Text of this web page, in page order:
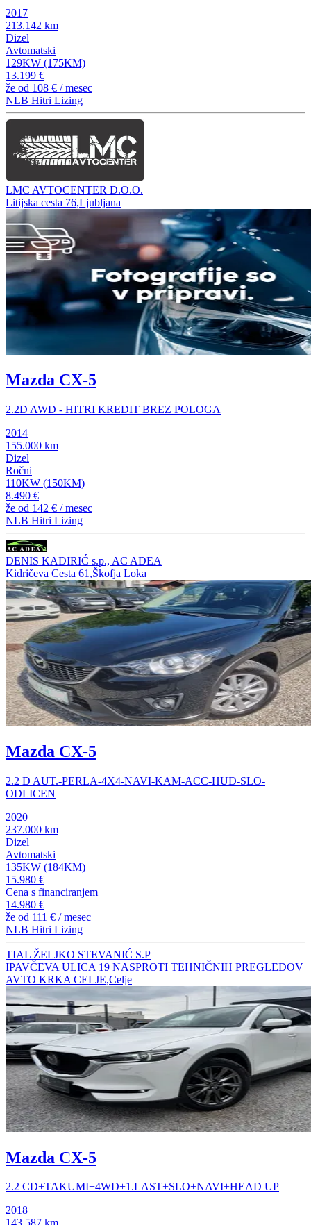
2017
213.142 km
Dizel
Avtomatski
129KW (175KM)
13.199 €
že od 108 € / mesec
NLB Hitri Lizing
LMC AVTOCENTER D.O.O.
Litijska cesta 76,Ljubljana
Mazda CX-5
2.2D AWD - HITRI KREDIT BREZ POLOGA
2014
155.000 km
Dizel
Ročni
110KW (150KM)
8.490 €
že od 142 € / mesec
NLB Hitri Lizing
DENIS KADIRIĆ s.p., AC ADEA
Kidričeva Cesta 61,Škofja Loka
Mazda CX-5
2.2 D AUT.-PERLA-4X4-NAVI-KAM-ACC-HUD-SLO-
ODLICEN
2020
237.000 km
Dizel
Avtomatski
135KW (184KM)
15.980 €
Cena s financiranjem
14.980 €
že od 111 € / mesec
NLB Hitri Lizing
TIAL ŽELJKO STEVANIĆ S.P
IPAVČEVA ULICA 19 NASPROTI TEHNIČNIH PREGLEDOV
AVTO KRKA CELJE,Celje
Mazda CX-5
2.2 CD+TAKUMI+4WD+1.LAST+SLO+NAVI+HEAD UP
2018